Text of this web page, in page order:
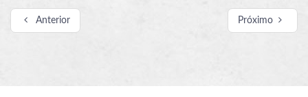
Anterior Próximo